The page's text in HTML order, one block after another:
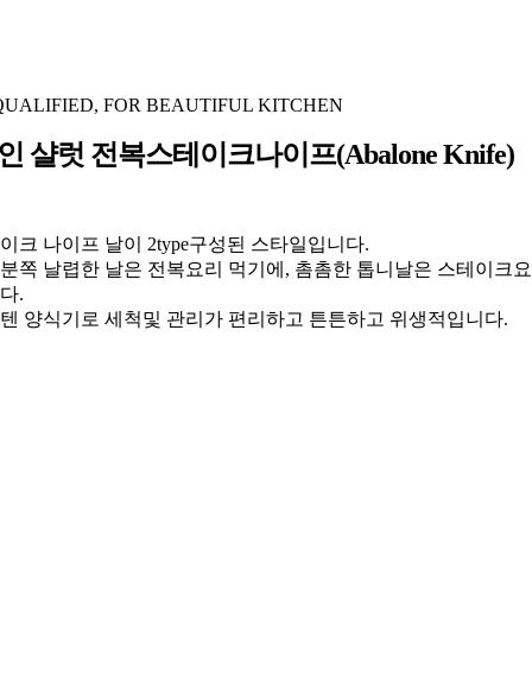
FOR BEAUTIFUL KITCHEN
샬럿 전복스테이크나이프(Abalone Knife)
크 나이프 날이 2type구성된 스타일입니다.
쪽 날렵한 날은 전복요리 먹기에, 촘촘한 톱니날은 스테이크
.
양식기로 세척및 관리가 편리하고 튼튼하고 위생적입니다.